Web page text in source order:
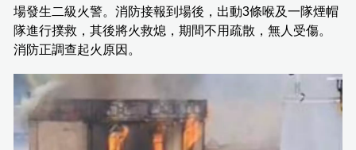
場發生二級火警。消防接報到場後，出動3條喉及一隊煙帽
隊進行撲救，其後將火救熄，期間不用疏散，無人受傷。
消防正調查起火原因。